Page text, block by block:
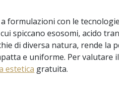
formulazioni con le
spiccano esosomi, acido
di diversa natura, rende la
e uniforme. Per valutare
estetica gratuita.